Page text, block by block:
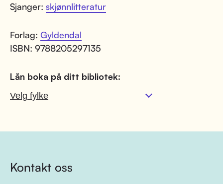
Sjanger: skjønnlitteratur
Forlag: Gyldendal
ISBN: 9788205297135
Lån boka på ditt bibliotek:
Kontakt oss